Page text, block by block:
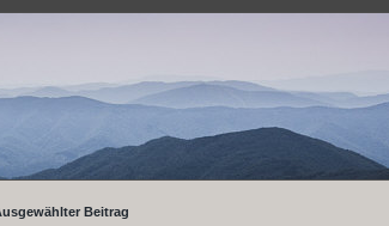
Beitrag